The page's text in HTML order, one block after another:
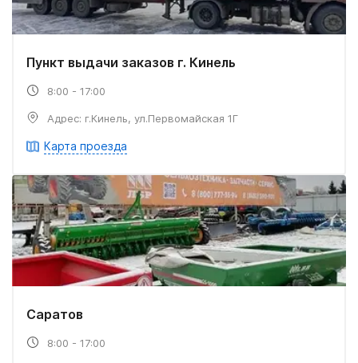
Пункт выдачи заказов г. Кинель
8:00 - 17:00
Адрес: г.Кинель, ул.Первомайская 1Г
Карта проезда
Саратов
8:00 - 17:00